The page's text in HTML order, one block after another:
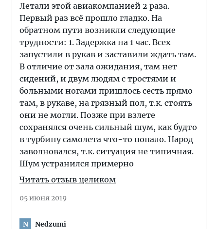
Летали этой авиакомпанией 2 раза.
Первый раз всё прошло гладко. На
обратном пути возникли следующие
трудности: 1. Задержка на 1 час. Всех
запустили в рукав и заставили ждать там.
В отличие от зала ожидания, там нет
сидений, и двум людям с тростями и
больными ногами пришлось сесть прямо
там, в рукаве, на грязный пол, т.к. стоять
они не могли. Позже при взлете
сохранялся очень сильный шум, как будто
в турбину самолета что-то попало. Народ
заволновался, т.к. ситуация не типичная.
Шум устранился примерно
Читать отзыв целиком
05 июня 2019
N Nedzumi